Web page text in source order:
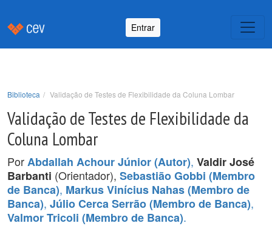
Entrar
Biblioteca Validação de Testes de Flexibilidade da Coluna Lombar
Validação de Testes de Flexibilidade da
Coluna Lombar
PorAbdallah Achour Júnior (Autor), Valdir José
Barbanti (Orientador), Sebastião Gobbi (Membro
de Banca), Markus Vinícius Nahas (Membro de
Banca), Júlio Cerca Serrão (Membro de Banca),
Valmor Tricoli (Membro de Banca).